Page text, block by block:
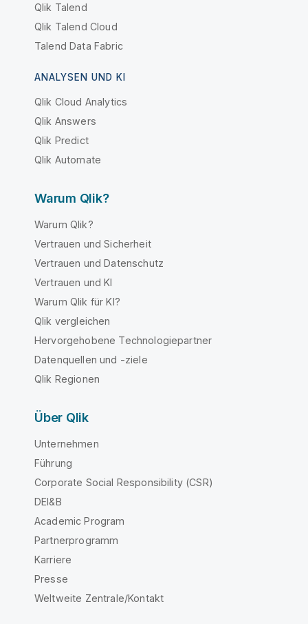
Qlik Talend
Qlik Talend Cloud
Talend Data Fabric
ANALYSEN UND KI
Qlik Cloud Analytics
Qlik Answers
Qlik Predict
Qlik Automate
Warum Qlik?
Warum Qlik?
Vertrauen und Sicherheit
Vertrauen und Datenschutz
Vertrauen und KI
Warum Qlik für KI?
Qlik vergleichen
Hervorgehobene Technologiepartner
Datenquellen und -ziele
Qlik Regionen
Über Qlik
Unternehmen
Führung
Corporate Social Responsibility (CSR)
DEI&B
Academic Program
Partnerprogramm
Karriere
Presse
Weltweite Zentrale/Kontakt